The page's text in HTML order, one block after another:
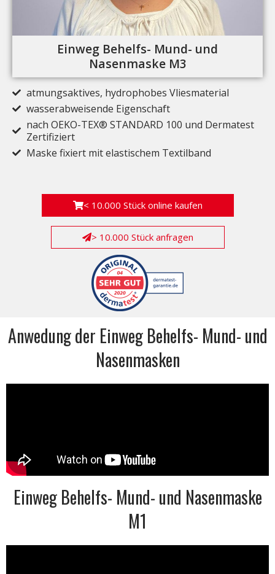
Einweg Behelfs- Mund- und
Nasenmaske M3
atmungsaktives, hydrophobes Vliesmaterial
wasserabweisende Eigenschaft
nach OEKO-TEX® STANDARD 100 und Dermatest
Zertifiziert
Maske fixiert mit elastischem Textilband
< 10.000 Stück online kaufen
> 10.000 Stück anfragen
Anwedung der Einweg Behelfs- Mund- und
Nasenmasken
Einweg Behelfs- Mund- und Nasenmaske
M1